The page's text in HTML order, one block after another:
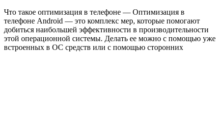
Что такое оптимизация в телефоне — Оптимизация в
телефоне Android — это комплекс мер, которые помогают
добиться наибольшей эффективности в производительности
этой операционной системы. Делать ее можно с помощью уже
встроенных в ОС средств или с помощью сторонних